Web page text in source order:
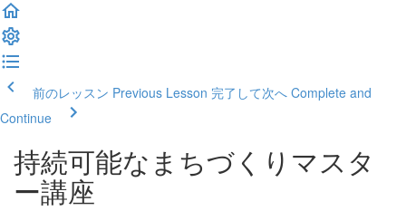
前のレッスン Previous Lesson 完了して次へ Complete and
Continue
持続可能なまちづくりマスタ
ー講座